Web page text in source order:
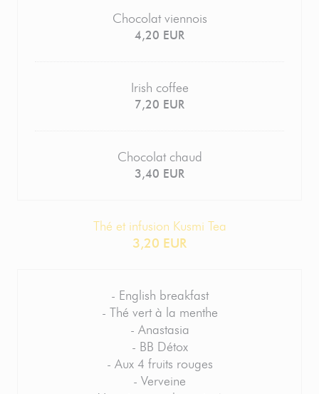
Chocolat viennois
4,20 EUR
Irish coffee
7,20 EUR
Chocolat chaud
3,40 EUR
Thé et infusion Kusmi Tea
3,20 EUR
- English breakfast
- Thé vert à la menthe
- Anastasia
- BB Détox
- Aux 4 fruits rouges
- Verveine